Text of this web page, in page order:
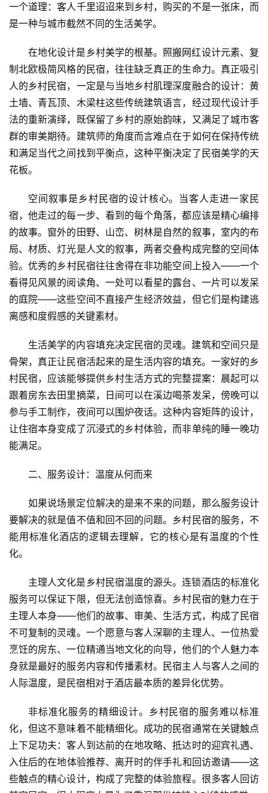
首
页
景
消
文
旅
融
一个道理：客人千里迢迢来到乡村，购买的不是一张床，而
是一种与城市截然不同的生活美学。
在地化设计是乡村美学的根基。照搬网红设计元素、复
制北欧极简风格的民宿，往往缺乏真正的生命力。真正吸引
人的乡村民宿，一定是与当地乡村肌理深度融合的设计：黄
土墙、青瓦顶、木梁柱这些传统建筑语言，经过现代设计手
法的重新演绎，既保留了乡村的原始韵味，又满足了城市客
群的审美期待。建筑师的角度而言难点在于如何在保持传统
和满足当代之间找到平衡点，这种平衡决定了民宿美学的天
花板。
空间叙事是乡村民宿的设计核心。当客人走进一家民
宿，他走过的每一步、看到的每个角落，都应该是精心编排
的故事。窗外的田野、山峦、树林是自然的叙事，室内的布
局、材质、灯光是人文的叙事，两者交叠构成完整的空间体
验。优秀的乡村民宿往往舍得在非功能空间上投入——一个
看得见风景的阅读角、一处可以看星的露台、一片可以发呆
的庭院——这些空间不直接产生经济效益，但它们是构建逃
离感和度假感的关键素材。
生活美学的内容填充决定民宿的灵魂。建筑和空间只是
骨架，真正让民宿活起来的是生活内容的填充。一家好的乡
村民宿，应该能够提供乡村生活方式的完整提案：晨起可以
跟着房东去田里摘菜，日间可以在溪边喝茶发呆，傍晚可以
参与手工制作，夜间可以围炉夜话。这种内容矩阵的设计，
让住宿本身变成了沉浸式的乡村体验，而非单纯的睡一晚功
能满足。
二、服务设计：温度从何而来
如果说场景定位解决的是来不来的问题，那么服务设计
要解决的就是值不值和回不回的问题。乡村民宿的服务，不
能用标准化酒店的逻辑去理解，它的核心是有温度的个性
化。
主理人文化是乡村民宿温度的源头。连锁酒店的标准化
服务可以保证下限，但无法创造惊喜。乡村民宿的魅力在于
主理人本身——他们的故事、审美、生活方式，构成了民宿
不可复制的灵魂。一个愿意与客人深聊的主理人、一位热爱
烹饪的房东、一位精通当地文化的向导，他们的个人魅力本
身就是最好的服务内容和传播素材。民宿主人与客人之间的
人际温度，是民宿相对于酒店最本质的差异化优势。
非标准化服务的精细设计。乡村民宿的服务难以标准
化，但这不意味着不能精细化。成功的民宿通常在关键触点
上下足功夫：客人到达前的在地攻略、抵达时的迎宾礼遇、
入住后的在地体验推荐、离开时的伴手礼和回访邀请——这
些触点的精心设计，构成了完整的体验旅程。很多客人回访